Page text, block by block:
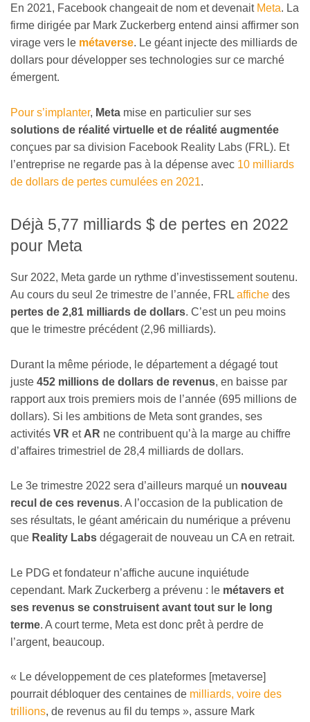
En 2021, Facebook changeait de nom et devenait Meta. La
firme dirigée par Mark Zuckerberg entend ainsi affirmer son
virage vers le métaverse. Le géant injecte des milliards de
dollars pour développer ses technologies sur ce marché
émergent.
Pour s’implanter, Meta mise en particulier sur ses
solutions de réalité virtuelle et de réalité augmentée
conçues par sa division Facebook Reality Labs (FRL). Et
l’entreprise ne regarde pas à la dépense avec 10 milliards
de dollars de pertes cumulées en 2021.
Déjà 5,77 milliards $ de pertes en 2022
pour Meta
Sur 2022, Meta garde un rythme d’investissement soutenu.
Au cours du seul 2e trimestre de l’année, FRL affiche des
pertes de 2,81 milliards de dollars. C’est un peu moins
que le trimestre précédent (2,96 milliards).
Durant la même période, le département a dégagé tout
juste 452 millions de dollars de revenus, en baisse par
rapport aux trois premiers mois de l’année (695 millions de
dollars). Si les ambitions de Meta sont grandes, ses
activités VR et AR ne contribuent qu’à la marge au chiffre
d’affaires trimestriel de 28,4 milliards de dollars.
Le 3e trimestre 2022 sera d’ailleurs marqué un nouveau
recul de ces revenus. A l’occasion de la publication de
ses résultats, le géant américain du numérique a prévenu
que Reality Labs dégagerait de nouveau un CA en retrait.
Le PDG et fondateur n’affiche aucune inquiétude
cependant. Mark Zuckerberg a prévenu : le métavers et
ses revenus se construisent avant tout sur le long
terme. A court terme, Meta est donc prêt à perdre de
l’argent, beaucoup.
« Le développement de ces plateformes [metaverse]
pourrait débloquer des centaines de milliards, voire des
trillions, de revenus au fil du temps », assure Mark